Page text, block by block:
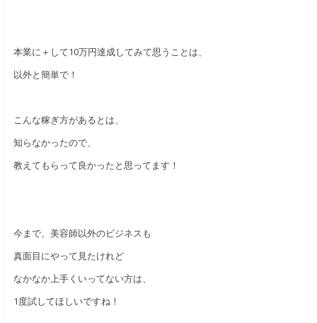
本業に＋して10万円達成してみて思うことは、
以外と簡単で！
こんな稼ぎ方があるとは、
知らなかったので、
教えてもらって良かったと思ってます！
今まで、美容師以外のビジネスも
真面目にやって見たけれど
なかなか上手くいってない方は、
1度試してほしいですね！